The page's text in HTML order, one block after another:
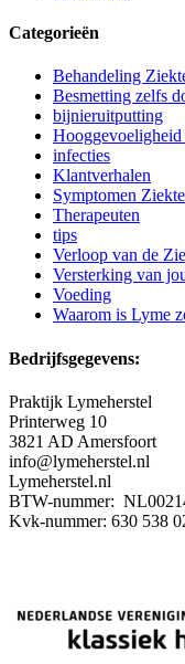
Categorieën
Behandeling
Besmetting zelfs
bijnieruitputting
infecties
Klantverhalen
Symptomen
Therapeuten
tips
Verloop van de
Versterking van
Voeding
Waarom is Lyme
Bedrijfsgegevens:
Praktijk Lymeherstel
Printerweg 10
3821 AD Amersfoort
info@lymeherstel.nl
Lymeherstel.nl
BTW-nummer:
Kvk-nummer: 630 538